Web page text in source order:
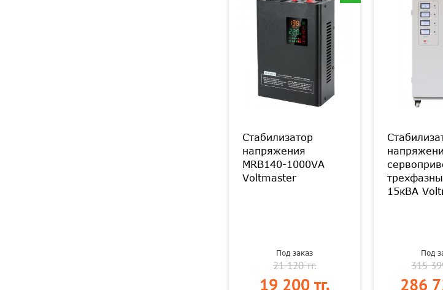
Стабилизатор
напряжения
MRB140-1000VA
Voltmaster
Под заказ
21 120 тг.
19 200 тг.
15кВА
Под
315
286